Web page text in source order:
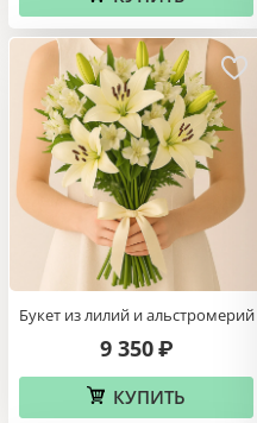
Букет из лилий и альстромерий
9 350 ₽
КУПИТЬ